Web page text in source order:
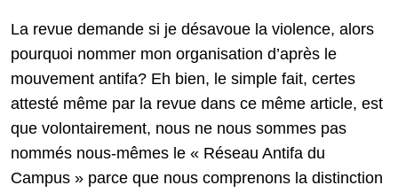
La revue demande si je désavoue la violence, alors
pourquoi nommer mon organisation d’après le
mouvement antifa? Eh bien, le simple fait, certes
attesté même par la revue dans ce même article, est
que volontairement, nous ne nous sommes pas
nommés nous-mêmes le « Réseau Antifa du
Campus » parce que nous comprenons la distinction